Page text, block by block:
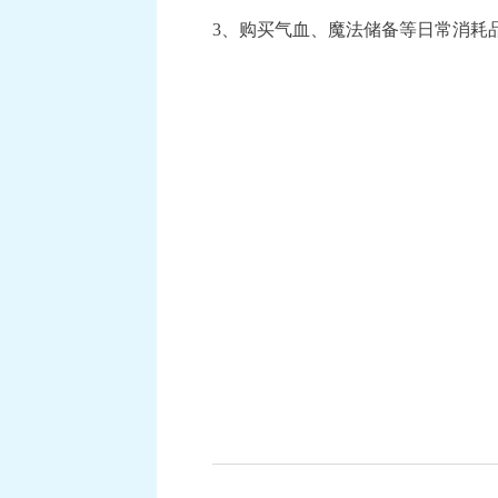
3、购买气血、魔法储备等日常消耗